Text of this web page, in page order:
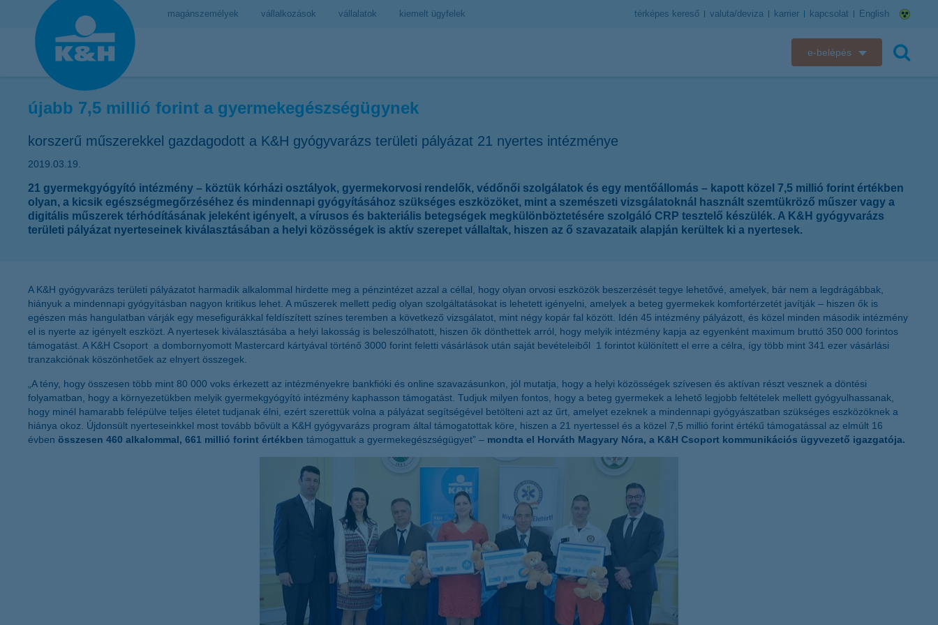
magánszemélyek vállalkozások vállalatok kiemelt ügyfelek térképes kereső valuta/deviza karrier kapcsolat English
e-belépés
K&H web Electra
K&H Biztosító ügyfélportál
K&H e-kártyafelület
K&H token megújítás
újabb 7,5 millió forint a gyermekegészségügynek
korszerű műszerekkel gazdagodott a K&H gyógyvarázs területi pályázat 21 nyertes intézménye
2019.03.19.
21 gyermekgyógyító intézmény – köztük kórházi osztályok, gyermekorvosi rendelők, védőnői szolgálatok és egy mentőállomás – kapott közel 7,5 millió forint értékben
olyan, a kicsik egészségmegőrzéséhez és mindennapi gyógyításához szükséges eszközöket, mint a szemészeti vizsgálatoknál használt szemtükröző műszer vagy a
digitális műszerek térhódításának jeleként igényelt, a vírusos és bakteriális betegségek megkülönböztetésére szolgáló CRP tesztelő készülék. A K&H gyógyvarázs
területi pályázat nyerteseinek kiválasztásában a helyi közösségek is aktív szerepet vállaltak, hiszen az ő szavazataik alapján kerültek ki a nyertesek.
A K&H gyógyvarázs területi pályázatot harmadik alkalommal hirdette meg a pénzintézet azzal a céllal, hogy olyan orvosi eszközök beszerzését tegye lehetővé, amelyek, bár nem a legdrágábbak,
hiányuk a mindennapi gyógyításban nagyon kritikus lehet. A műszerek mellett pedig olyan szolgáltatásokat is lehetett igényelni, amelyek a beteg gyermekek komfortérzetét javítják – hiszen ők is
egészen más hangulatban várják egy mesefigurákkal feldíszített színes teremben a következő vizsgálatot, mint négy kopár fal között. Idén 45 intézmény pályázott, és közel minden második intézmény
el is nyerte az igényelt eszközt. A nyertesek kiválasztásába a helyi lakosság is beleszólhatott, hiszen ők dönthettek arról, hogy melyik intézmény kapja az egyenként maximum bruttó 350 000 forintos
támogatást. A K&H Csoport a dombornyomott Mastercard kártyával történő 3000 forint feletti vásárlások után saját bevételeiből 1 forintot különített el erre a célra, így több mint 341 ezer vásárlási
tranzakciónak köszönhetőek az elnyert összegek.
„A tény, hogy összesen több mint 80 000 voks érkezett az intézményekre bankfióki és online szavazásunkon, jól mutatja, hogy a helyi közösségek szívesen és aktívan részt vesznek a döntési
folyamatban, hogy a környezetükben melyik gyermekgyógyító intézmény kaphasson támogatást. Tudjuk milyen fontos, hogy a beteg gyermekek a lehető legjobb feltételek mellett gyógyulhassanak,
hogy minél hamarabb felépülve teljes életet tudjanak élni, ezért szerettük volna a pályázat segítségével betölteni azt az űrt, amelyet ezeknek a mindennapi gyógyászatban szükséges eszközöknek a
hiánya okoz. Újdonsült nyerteseinkkel most tovább bővült a K&H gyógyvarázs program által támogatottak köre, hiszen a 21 nyertessel és a közel 7,5 millió forint értékű támogatással az elmúlt 16
évben összesen 460 alkalommal, 661 millió forint értékben támogattuk a gyermekegészségügyet” – mondta el Horváth Magyary Nóra, a K&H Csoport kommunikációs ügyvezető igazgatója.